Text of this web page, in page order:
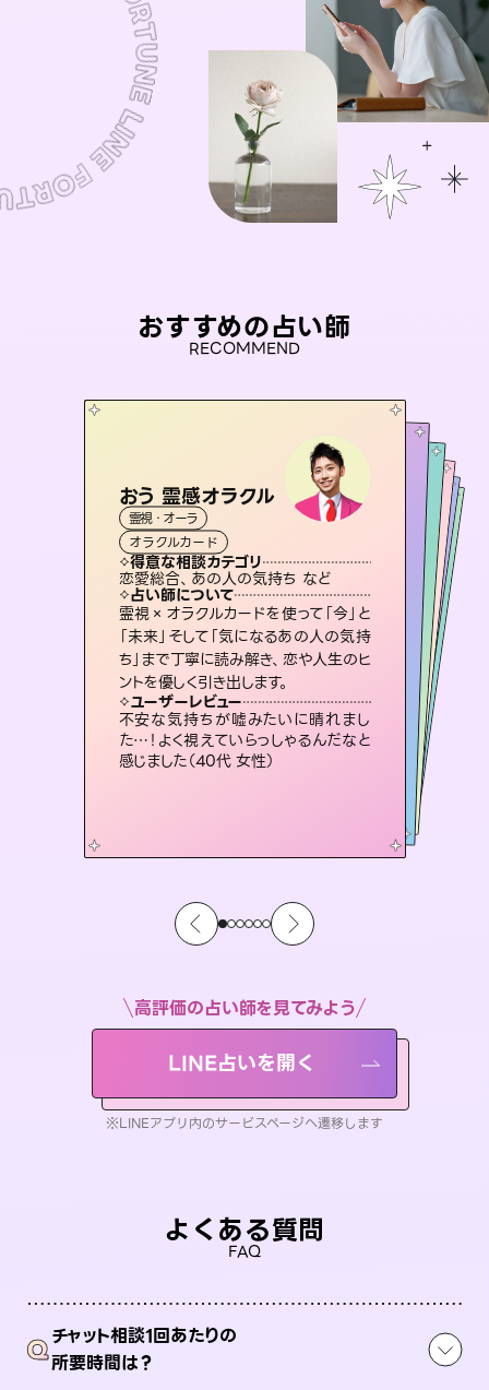
おすすめの占い師
RECOMMEND
おう 霊感オラクル
霊視・オーラ
オラクルカード
得意な相談カテゴリ
恋愛総合、あの人の気持ち など
占い師について
霊視×オラクルカードを使って「今」と
「未来」そして「気になるあの人の気持
ち」まで丁寧に読み解き、恋や人生のヒ
ントを優しく引き出します。
ユーザーレビュー
不安な気持ちが嘘みたいに晴れまし
た…！よく視えていらっしゃるんだなと
感じました（40代 女性）
アイリス -iris-
西洋占星術
ルーン
得意な相談カテゴリ
恋愛総合、片想い、二人の未来 など
占い師について
復縁、恋愛、不倫の行方、同性愛や片
思い、仕事関係や借金問題まで知りた
いことや心の負担になっていることを
紐解き、背中をそっと押して導きます。
ユーザーレビュー
安心感のあり、言い切ってくれる所や濁
さない鑑定のおかげで、毎回自分の気
持ちを整えられます（30代 男性）
彗望
霊視・オーラ
スピリチュアル・リーディング
得意な相談カテゴリ
片想い、あの人の気持ち、復縁 など
占い師について
3,700年以上の歴史を持つ東洋最古の
占術「易占」で詳細まで占い、幸せへ向
かう道筋を示します。厳しい結果にも具
体的な対策をお伝えします。
ユーザーレビュー
複雑な背景もしっかり聞いて鑑定して
いただけました。気持ちが楽になりまし
た（50代 女性）
とうげんみう
霊視・オーラ
スピリチュアル・リーディング
得意な相談カテゴリ
片想い、あの人の気持ち、復縁 など
占い師について
恋愛のお悩みの中でも特に「曖昧な関係」の相談を得意としており、友達以上恋人未満なお相手との今後や本音を丁寧に読み解き恋愛成就へと導きます。
ユーザーレビュー
鑑定していただいてアドバイス通りに行
動すると仲が復活してきました。ありが
とうございました（40代 女性）
未来視師＊花
スピリチュアル・リーディング
得意な相談カテゴリ
出逢い、片想い、復縁 など
占い師について
未来には何パターンもの選択肢があり
ます。不安で視えにくくなっているあな
たの素敵な未来を見つけ、その未来を
選択できるようアドバイスします。
ユーザーレビュー
職場の人の性質や人間関係、本心など
本当によく視えていてびっくり。対策が
打てて前向きになれます（40代）
霊視・オーラ タロット
スピリチュアル・リーディング
得意な相談カテゴリ
片想い、二人の未来、年の差 など
占い師について
連絡再開、復縁、成就などの報告実績
多数。セラピストとして2万超の施術経
験があるからこそできる鑑定で、より良
い未来をサポートします。
ユーザーレビュー
とても心温まる鑑定でした。しかもこち
らは何も言っていないのに視えていらっ
しゃるんだなと驚きです（30代女性）
高評価の占い師を見てみよう
LINE占いを開く
※LINEアプリ内のサービスページへ遷移します
よくある質問
FAQ
Qチャット相談1回あたりの
所要時間は？